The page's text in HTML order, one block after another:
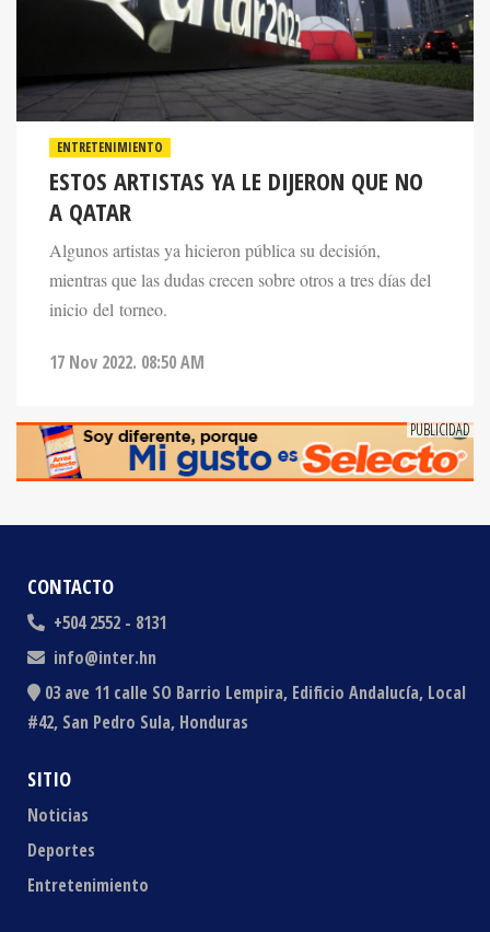
ENTRETENIMIENTO
ESTOS ARTISTAS YA LE DIJERON QUE NO
A QATAR
Algunos artistas ya hicieron pública su decisión,
mientras que las dudas crecen sobre otros a tres días del
inicio del torneo.
CONTACTO
+504 2552 - 8131
info@inter.hn
03 ave 11 calle SO Barrio Lempira, Edificio Andalucía, Local
#42, San Pedro Sula, Honduras
SITIO
Noticias
Deportes
Entretenimiento